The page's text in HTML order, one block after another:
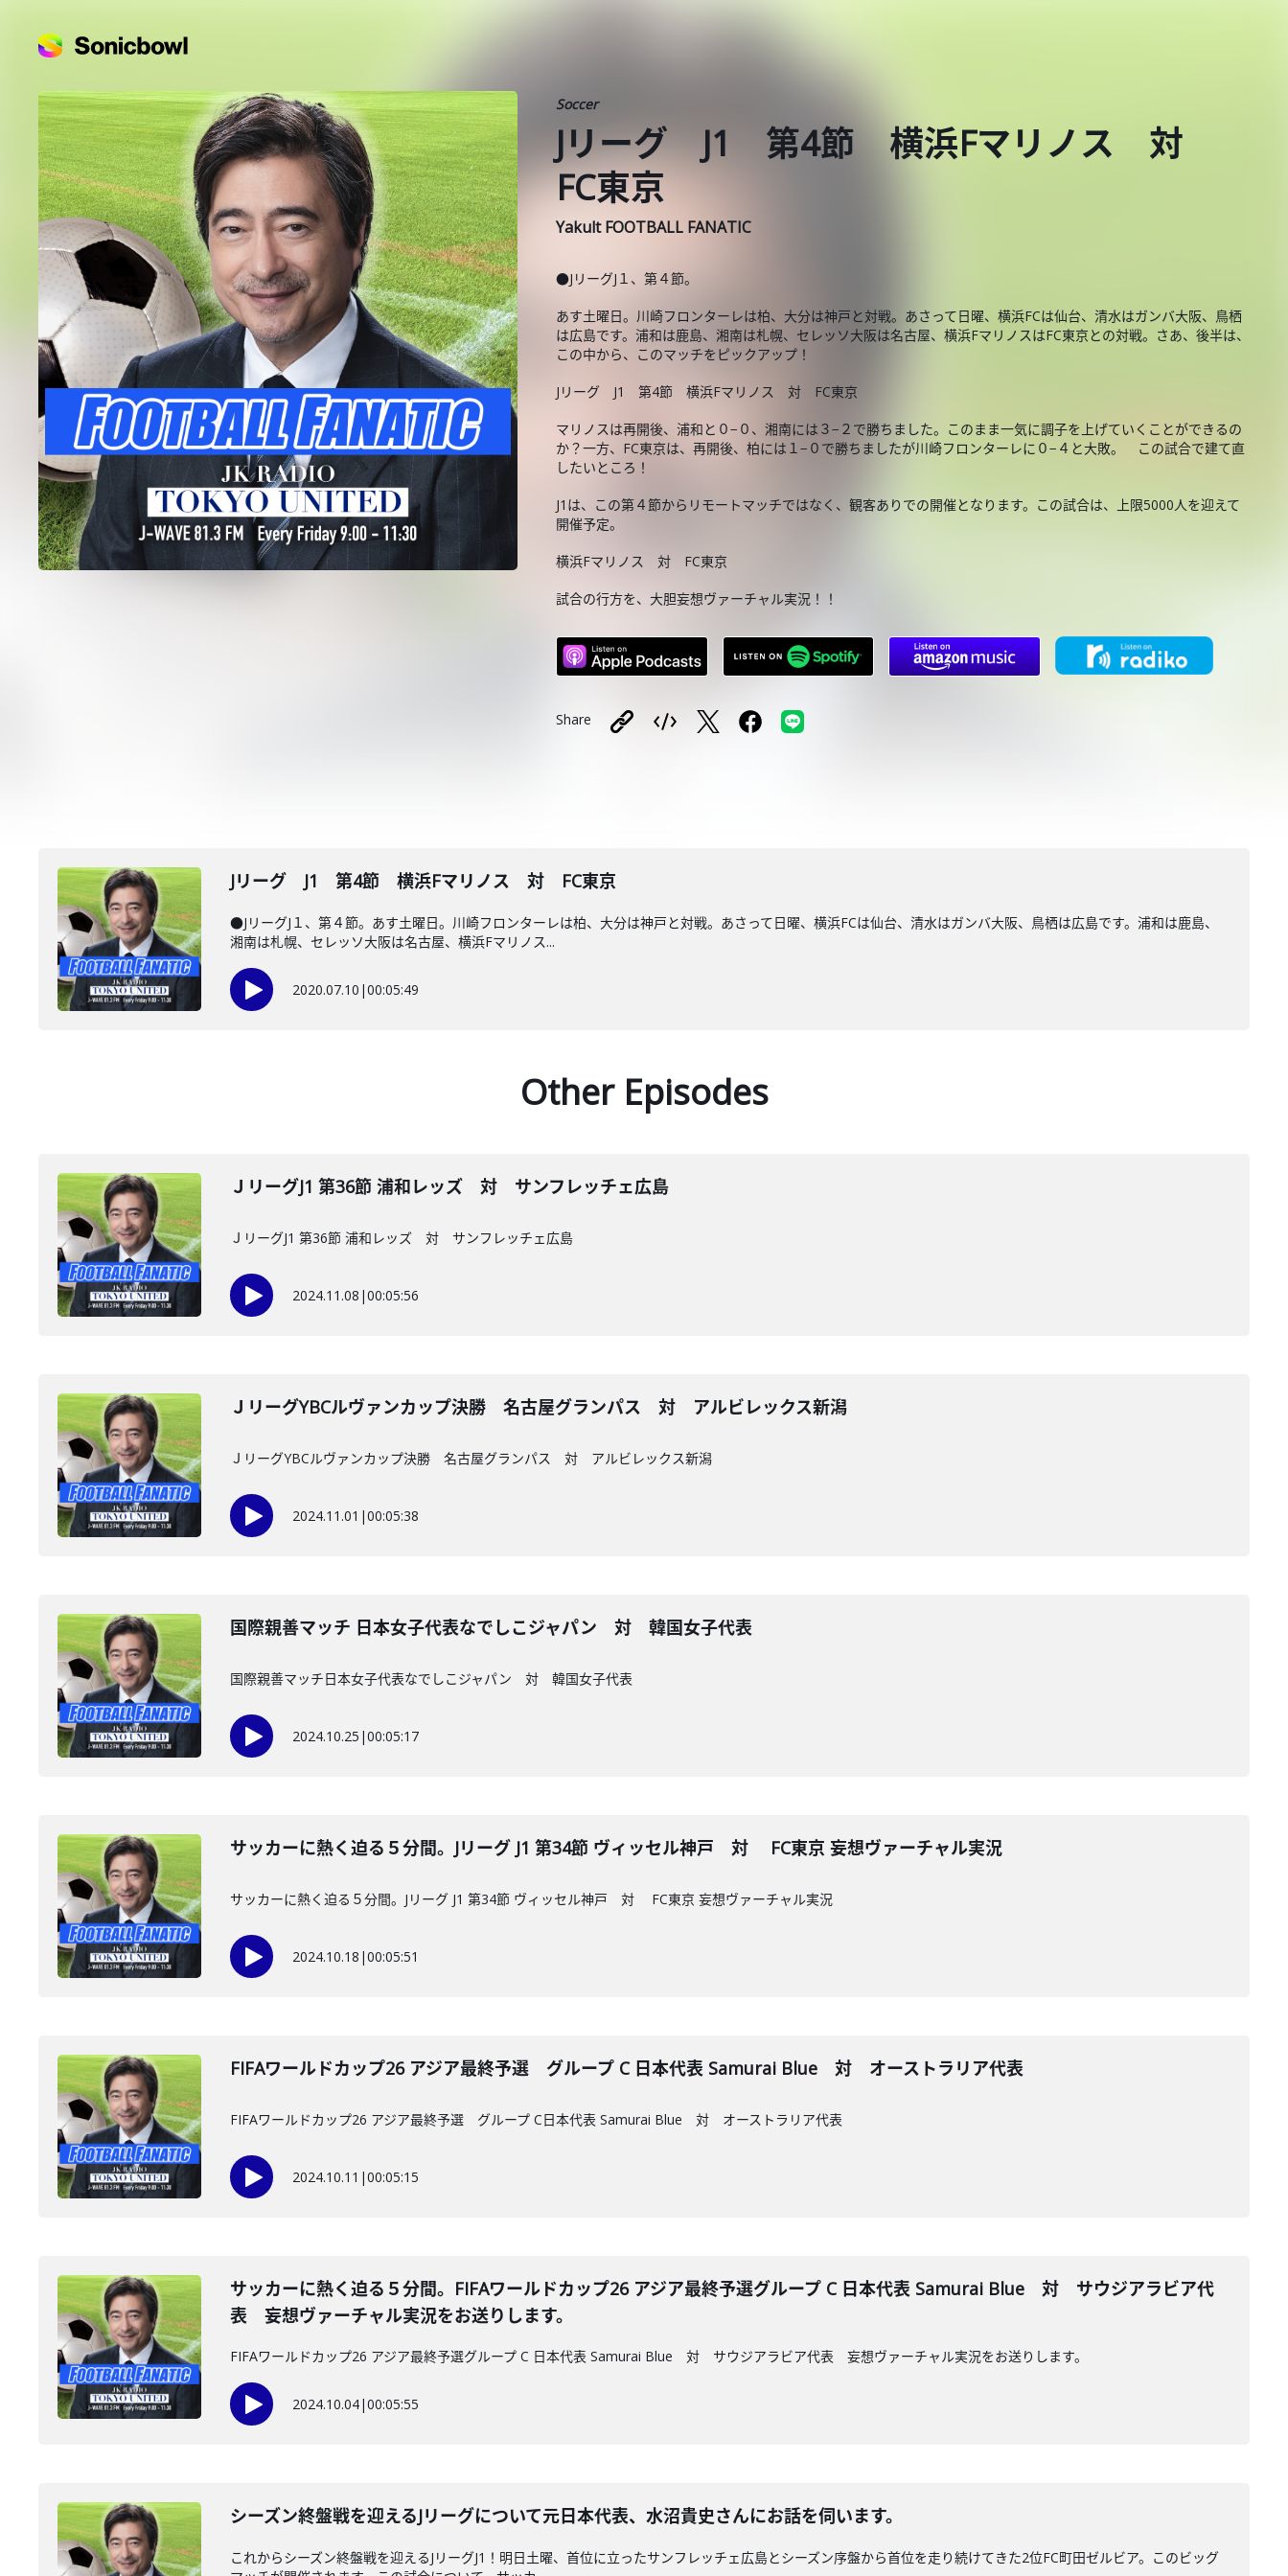
Soccer
Jリーグ J1 第4節 横浜Fマリノス 対
FC東京
Yakult FOOTBALL FANATIC
●JリーグJ１、第４節。
あす土曜日。川崎フロンターレは柏、大分は神戸と対戦。あさって日曜、横浜FCは仙台、清水はガンバ大阪、鳥栖
は広島です。浦和は鹿島、湘南は札幌、セレッソ大阪は名古屋、横浜FマリノスはFC東京との対戦。さあ、後半は、
この中から、このマッチをピックアップ！
Jリーグ J1 第4節 横浜Fマリノス 対 FC東京
マリノスは再開後、浦和と０−０、湘南には３−２で勝ちました。このまま一気に調子を上げていくことができるの
か？一方、FC東京は、再開後、柏には１−０で勝ちましたが川崎フロンターレに０−４と大敗。 この試合で建て直
したいところ！
J1は、この第４節からリモートマッチではなく、観客ありでの開催となります。この試合は、上限5000人を迎えて
開催予定。
横浜Fマリノス 対 FC東京
試合の行方を、大胆妄想ヴァーチャル実況！！
Share
Jリーグ J1 第4節 横浜Fマリノス 対 FC東京
●JリーグJ１、第４節。あす土曜日。川崎フロンターレは柏、大分は神戸と対戦。あさって日曜、横浜FCは仙台、清水はガンバ大阪、鳥栖は広島です。浦和は鹿島、
湘南は札幌、セレッソ大阪は名古屋、横浜Fマリノス...
2020.07.10 |00:05:49
Other Episodes
ＪリーグJ1 第36節 浦和レッズ 対 サンフレッチェ広島
ＪリーグJ1 第36節 浦和レッズ 対 サンフレッチェ広島
2024.11.08 |00:05:56
ＪリーグYBCルヴァンカップ決勝 名古屋グランパス 対 アルビレックス新潟
ＪリーグYBCルヴァンカップ決勝 名古屋グランパス 対 アルビレックス新潟
2024.11.01 |00:05:38
国際親善マッチ 日本女子代表なでしこジャパン 対 韓国女子代表
国際親善マッチ日本女子代表なでしこジャパン 対 韓国女子代表
2024.10.25 |00:05:17
サッカーに熱く迫る５分間。Jリーグ J1 第34節 ヴィッセル神戸 対 FC東京 妄想ヴァーチャル実況
サッカーに熱く迫る５分間。Jリーグ J1 第34節 ヴィッセル神戸 対 FC東京 妄想ヴァーチャル実況
2024.10.18 |00:05:51
FIFAワールドカップ26 アジア最終予選 グループ C 日本代表 Samurai Blue 対 オーストラリア代表
FIFAワールドカップ26 アジア最終予選 グループ C日本代表 Samurai Blue 対 オーストラリア代表
2024.10.11 |00:05:15
サッカーに熱く迫る５分間。FIFAワールドカップ26 アジア最終予選グループ C 日本代表 Samurai Blue 対 サウジアラビア代
表 妄想ヴァーチャル実況をお送りします。
FIFAワールドカップ26 アジア最終予選グループ C 日本代表 Samurai Blue 対 サウジアラビア代表 妄想ヴァーチャル実況をお送りします。
2024.10.04|00:05:55
シーズン終盤戦を迎えるJリーグについて元日本代表、水沼貴史さんにお話を伺います。
これからシーズン終盤戦を迎えるJリーグJ1！明日土曜、首位に立ったサンフレッチェ広島とシーズン序盤から首位を走り続けてきた2位FC町田ゼルビア。このビッグ